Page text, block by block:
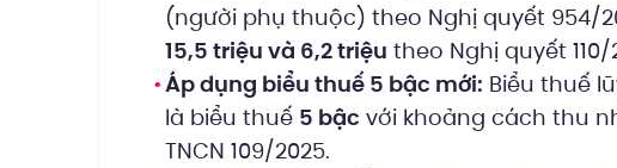
(người phụ thuộc) theo Nghị quyết 954/
15,5 triệu và 6,2 triệu theo Nghị quyết 110/
Áp dụng biểu thuế 5 bậc mới: Biểu thuế
là biểu thuế 5 bậc với khoảng cách thu
TNCN 109/2025.